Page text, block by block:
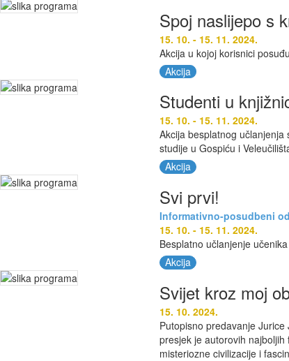
Spoj naslijepo s
15. 10. - 15. 11. 2024.
Akcija u kojoj korisnici
Akcija
Studenti u
15. 10. - 15. 11. 2024.
Akcija besplatnog
studije u Gospiću i
Akcija
Svi prvi!
Informativno-posudbeni
15. 10. - 15. 11. 2024.
Besplatno učlanjenje
Akcija
Svijet kroz moj
15. 10. 2024.
Putopisno predavanje
presjek je autorovih
misteriozne civilizacije i